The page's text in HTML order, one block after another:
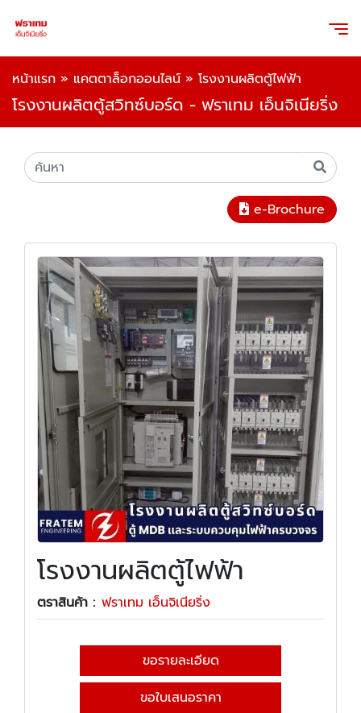
หน้าแรก » แคตตาล็อกออนไลน์ » โรงงานผลิตตู้ไฟฟ้า
โรงงานผลิตตู้สวิทซ์บอร์ด - ฟราเทม เอ็นจิเนียริ่ง
e-Brochure
โรงงานผลิตตู้ไฟฟ้า
ตราสินค้า : ฟราเทม เอ็นจิเนียริ่ง
ขอรายละเอียด
ขอใบเสนอราคา